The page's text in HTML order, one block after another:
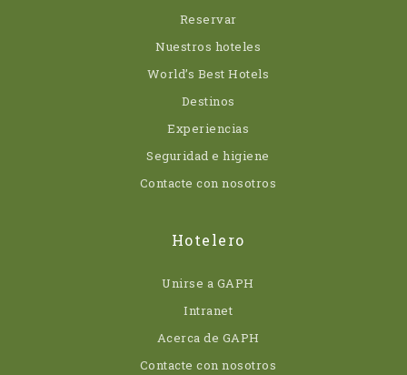
Reservar
Nuestros hoteles
World’s Best Hotels
Destinos
Experiencias
Seguridad e higiene
Contacte con nosotros
Hotelero
Unirse a GAPH
Intranet
Acerca de GAPH
Contacte con nosotros